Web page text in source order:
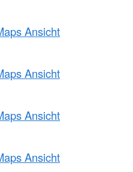
Ansicht
Ansicht
Ansicht
Ansicht